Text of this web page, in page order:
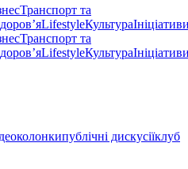
Транспорт та
LifestyleКультура
Транспорт та
LifestyleКультура
колонкипублічні дискусіїклуб